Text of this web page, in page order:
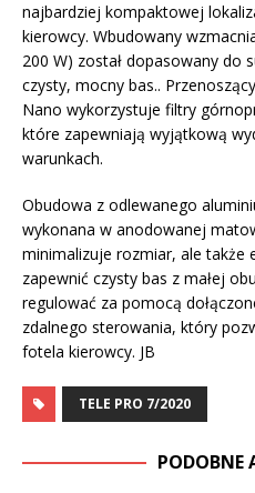
najbardziej kompaktowej
kierowcy. Wbudowany
200 W) został dopasowany do
czysty, mocny bas..
Nano wykorzystuje filtry
które zapewniają wyjątkową
warunkach.
Obudowa z odlewanego
wykonana w anodowanej
minimalizuje rozmiar, ale także
zapewnić czysty bas z małej
regulować za pomocą
zdalnego sterowania, który
fotela kierowcy. JB
TELE PRO 7/2020
PODOBNE